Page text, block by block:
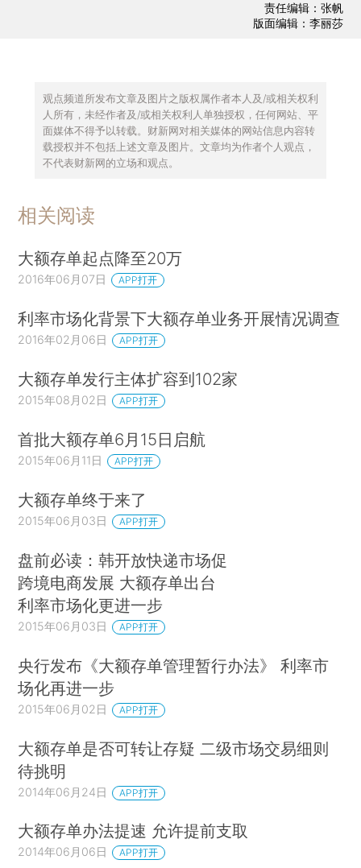
责任编辑：张帆
版面编辑：李丽莎
观点频道所发布文章及图片之版权属作者本人及/或相关权利
人所有，未经作者及/或相关权利人单独授权，任何网站、平
面媒体不得予以转载。财新网对相关媒体的网站信息内容转
载授权并不包括上述文章及图片。文章均为作者个人观点，
不代表财新网的立场和观点。
相关阅读
大额存单起点降至20万
2016年06月07日 APP打开
利率市场化背景下大额存单业务开展情况调查
2016年02月06日 APP打开
大额存单发行主体扩容到102家
2015年08月02日 APP打开
首批大额存单6月15日启航
2015年06月11日 APP打开
大额存单终于来了
2015年06月03日 APP打开
盘前必读：韩开放快递市场促
跨境电商发展 大额存单出台
利率市场化更进一步
2015年06月03日 APP打开
央行发布《大额存单管理暂行办法》 利率市
场化再进一步
2015年06月02日 APP打开
大额存单是否可转让存疑 二级市场交易细则
待挑明
2014年06月24日 APP打开
大额存单办法提速 允许提前支取
2014年06月06日 APP打开